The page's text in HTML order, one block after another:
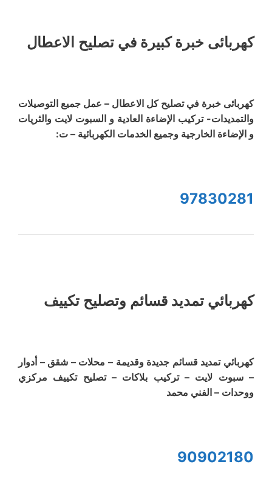
كهربائى خبرة كبيرة في تصليح الاعطال
كهربائى خبرة في تصليح كل الاعطال – عمل جميع التوصيلات
والتمديدات- تركيب الإضاءة العادية و السبوت لايت والثريات
و الإضاءة الخارجية وجميع الخدمات الكهربائية – ت:
97830281
كهربائي تمديد قسائم وتصليح تكييف
كهربائي تمديد قسائم جديدة وقديمة – محلات – شقق – أدوار
– سبوت لايت – تركيب بلاكات – تصليح تكييف مركزي
ووحدات – الفني محمد
90902180